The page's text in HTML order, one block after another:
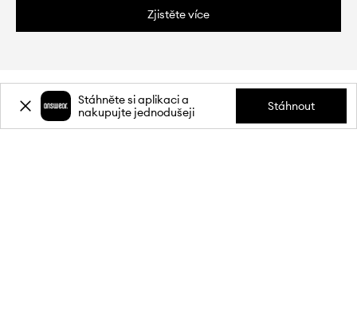
Zjistěte více
Stáhněte si aplikaci a
nakupujte jednodušeji
Stáhnout